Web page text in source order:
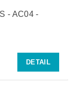
- AC04 -
DETAIL